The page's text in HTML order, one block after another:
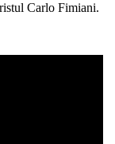
Carlo Fimiani.